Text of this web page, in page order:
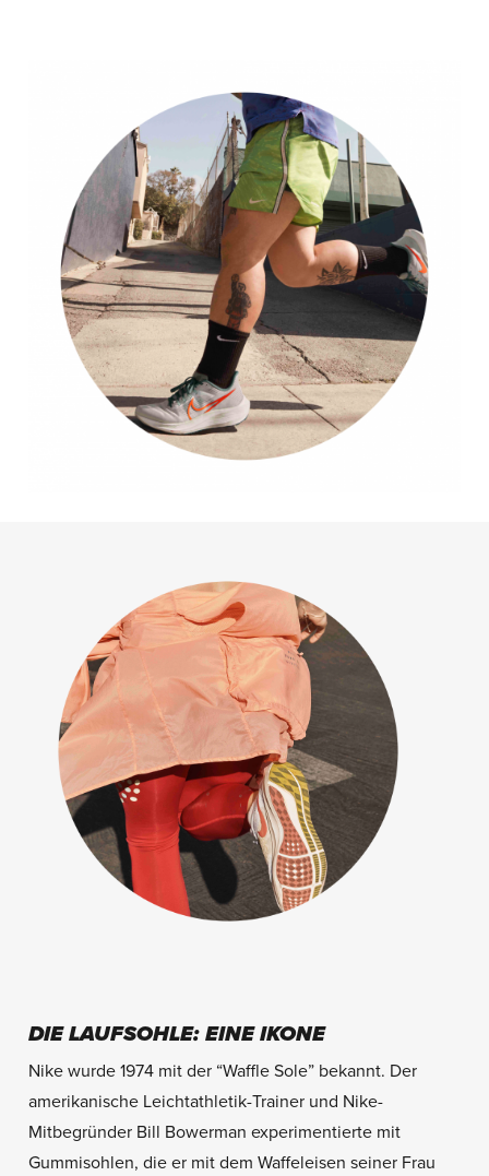
DIE LAUFSOHLE: EINE IKONE
Nike wurde 1974 mit der “Waffle Sole” bekannt. Der
amerikanische Leichtathletik-Trainer und Nike-
Mitbegründer Bill Bowerman experimentierte mit
Gummisohlen, die er mit dem Waffeleisen seiner Frau